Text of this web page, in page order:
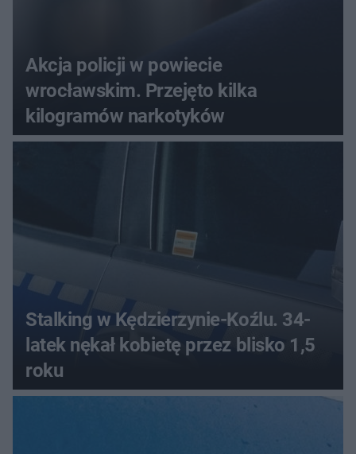
Akcja policji w powiecie
wrocławskim. Przejęto kilka
kilogramów narkotyków
Stalking w Kędzierzynie-Koźlu. 34-
latek nękał kobietę przez blisko 1,5
roku